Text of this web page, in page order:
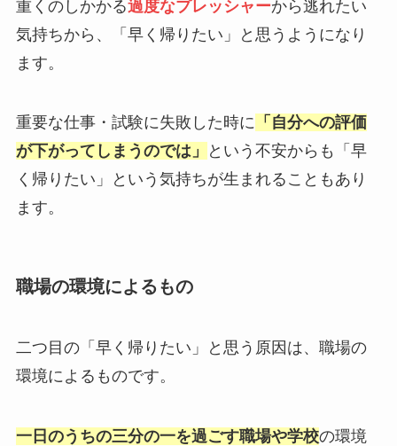
重くのしかかる過度なプレッシャーから逃れたい
気持ちから、「早く帰りたい」と思うようになり
ます。
重要な仕事・試験に失敗した時に 「自分への評価
が下がってしまうのでは」
という不安からも「早
く帰りたい」という気持ちが生まれることもあり
ます。
職場の環境によるもの
二つ目の「早く帰りたい」と思う原因は、職場の
環境によるものです。
一日のうちの三分の一を過ごす職場や学校の環境